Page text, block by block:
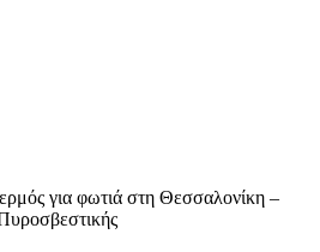
για φωτιά στη Θεσσαλονίκη –